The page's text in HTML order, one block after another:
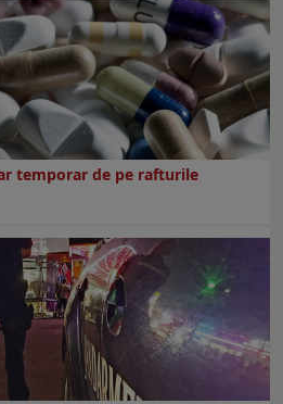
temporar de pe rafturile